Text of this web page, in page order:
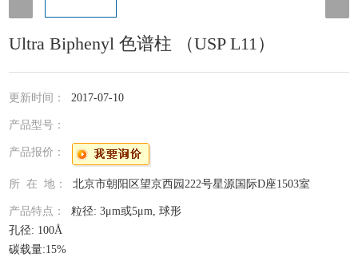
Ultra Biphenyl 色谱柱 （USP L11）
更新时间：2017-07-10
产品型号：
产品报价：
所 在 地：北京市朝阳区望京西园222号星源国际D座1503室
产品特点：粒径: 3μm或5μm, 球形
孔径: 100Å
碳载量:15%